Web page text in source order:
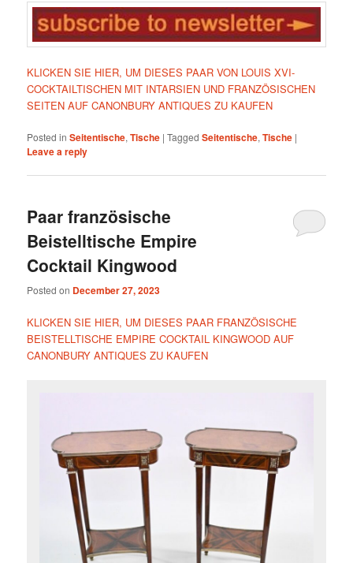
KLICKEN SIE HIER, UM DIESES PAAR VON LOUIS XVI-
COCKTAILTISCHEN MIT INTARSIEN UND FRANZÖSISCHEN
SEITEN AUF CANONBURY ANTIQUES ZU KAUFEN
Posted in Seitentische,Tische |Tagged Seitentische,Tische |
Leave a reply
Paar französische
Beistelltische Empire
Cocktail Kingwood
Posted on December 27, 2023
KLICKEN SIE HIER, UM DIESES PAAR FRANZÖSISCHE
BEISTELLTISCHE EMPIRE COCKTAIL KINGWOOD AUF
CANONBURY ANTIQUES ZU KAUFEN